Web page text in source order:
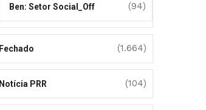
Ben: Setor Social_Off (94)
Fechado (1.664)
Notícia PRR (104)